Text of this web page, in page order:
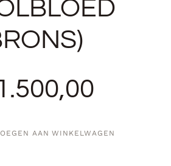
AAN WINKELWAGEN